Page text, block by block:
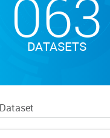
063
DATASETS